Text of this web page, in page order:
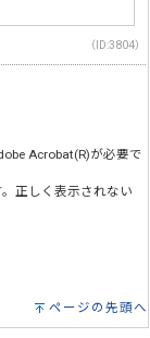
（ID:3804）
Acrobat(R)が必要で
正しく表示されない
ページの先頭へ